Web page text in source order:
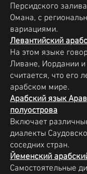
Персидского
Омана, с
вариациями.
Левантийский
На этом языке
Ливане, Иордании и
считается, что его
арабском мире.
Арабский язык
полуострова
Включает
диалекты
соседних стран.
Йеменский
Самостоятельные